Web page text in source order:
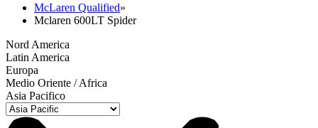
McLaren Qualified»
Mclaren 600LT Spider
Nord America
Latin America
Europa
Medio Oriente / Africa
Asia Pacifico